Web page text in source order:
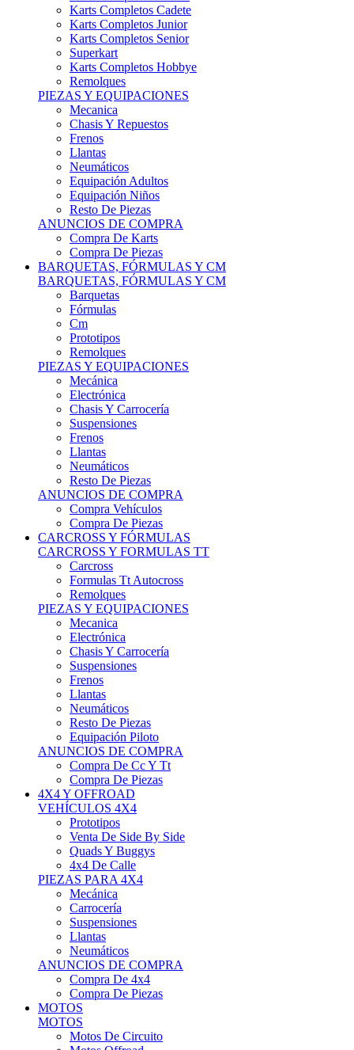
Karts Completos Cadete
Karts Completos Junior
Karts Completos Senior
Superkart
Karts Completos Hobbye
Remolques
PIEZAS Y EQUIPACIONES
Mecanica
Chasis Y Repuestos
Frenos
Llantas
Neumáticos
Equipación Adultos
Equipación Niños
Resto De Piezas
ANUNCIOS DE COMPRA
Compra De Karts
Compra De Piezas
BARQUETAS, FÓRMULAS Y CM
BARQUETAS, FÓRMULAS Y CM
Barquetas
Fórmulas
Cm
Prototipos
Remolques
PIEZAS Y EQUIPACIONES
Mecánica
Electrónica
Chasis Y Carrocería
Suspensiones
Frenos
Llantas
Neumáticos
Resto De Piezas
ANUNCIOS DE COMPRA
Compra Vehículos
Compra De Piezas
CARCROSS Y FÓRMULAS
CARCROSS Y FORMULAS TT
Carcross
Formulas Tt Autocross
Remolques
PIEZAS Y EQUIPACIONES
Mecanica
Electrónica
Chasis Y Carrocería
Suspensiones
Frenos
Llantas
Neumáticos
Resto De Piezas
Equipación Piloto
ANUNCIOS DE COMPRA
Compra De Cc Y Tt
Compra De Piezas
4X4 Y OFFROAD
VEHÍCULOS 4X4
Prototipos
Venta De Side By Side
Quads Y Buggys
4x4 De Calle
PIEZAS PARA 4X4
Mecánica
Carrocería
Suspensiones
Llantas
Neumáticos
ANUNCIOS DE COMPRA
Compra De 4x4
Compra De Piezas
MOTOS
MOTOS
Motos De Circuito